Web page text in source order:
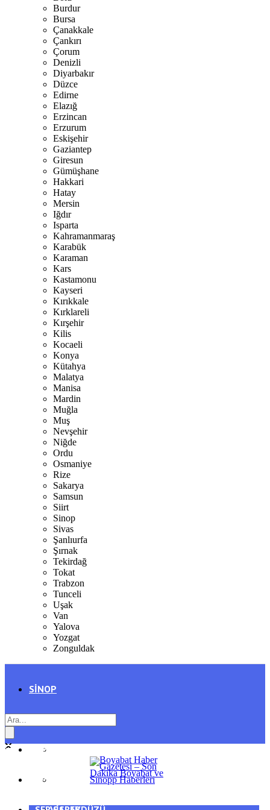
Burdur
Bursa
Çanakkale
Çankırı
Çorum
Denizli
Diyarbakır
Düzce
Edirne
Elazığ
Erzincan
Erzurum
Eskişehir
Gaziantep
Giresun
Gümüşhane
Hakkari
Hatay
Mersin
Iğdır
Isparta
Kahramanmaraş
Karabük
Karaman
Kars
Kastamonu
Kayseri
Kırıkkale
Kırklareli
Kırşehir
Kilis
Kocaeli
Konya
Kütahya
Malatya
Manisa
Mardin
Muğla
Muş
Nevşehir
Niğde
Ordu
Osmaniye
Rize
Sakarya
Samsun
Siirt
Sinop
Sivas
Şanlıurfa
Şırnak
Tekirdağ
Tokat
Trabzon
Tunceli
Uşak
Van
Yalova
Yozgat
Zonguldak
SINOP
AYANCIK
GENEL
SPOR